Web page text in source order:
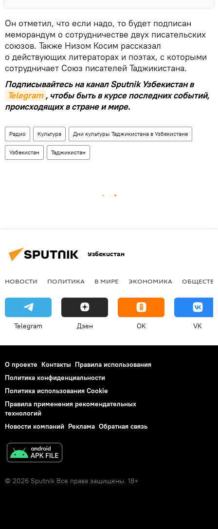
Он отметил, что если надо, то будет подписан
меморандум о сотрудничестве двух писательских
союзов. Также Низом Косим рассказал
о действующих литераторах и поэтах, с которыми
сотрудничает Союз писателей Таджикистана.
Подписывайтесь на канал Sputnik Узбекистан в
Telegram , чтобы быть в курсе последних событий,
происходящих в стране и мире.
Радио Культура Дни культуры Таджикистана в Узбекистане
Узбекистан Таджикистан
Узбекистан
НОВОСТИ ПОЛИТИКА В МИРЕ ЭКОНОМИКА
Telegram Дзен OK VK
О проекте Контакты Правила использования
Политика конфиденциальности
Политика использования Cookie
Правила применения рекомендательных
технологий
Новости компаний Реклама Обратная связь
© 2026 Sputnik Все права защищены. 18+